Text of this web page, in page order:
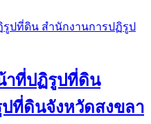
าที่ปฏิรูปที่ดิน
ที่ดินจังหวัดสงขลา